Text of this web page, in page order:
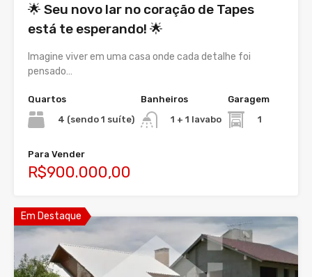
🌟 Seu novo lar no coração de Tapes
está te esperando! 🌟
Imagine viver em uma casa onde cada detalhe foi
pensado…
Quartos
4 (sendo 1 suíte)
Banheiros
1 + 1 lavabo
Garagem
1
Para Vender
R$900.000,00
Em Destaque